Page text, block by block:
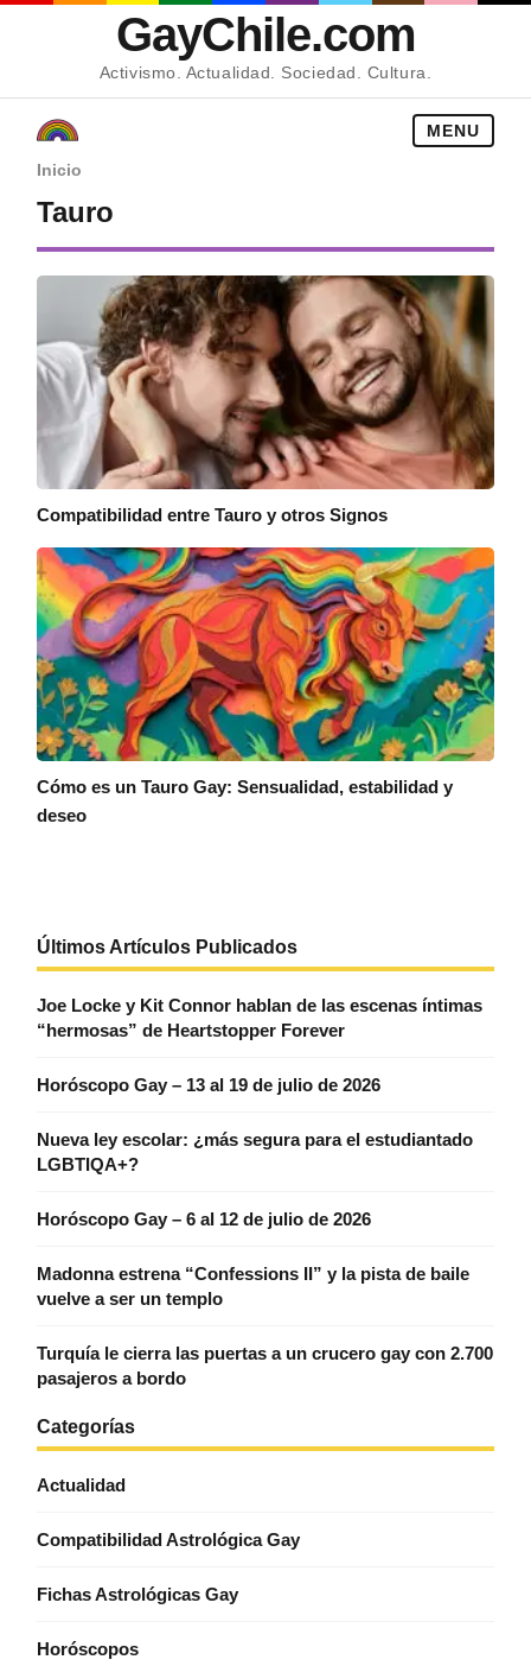
GayChile.com
Activismo. Actualidad. Sociedad. Cultura.
MENU
Inicio
Tauro
Compatibilidad entre Tauro y otros Signos
Cómo es un Tauro Gay: Sensualidad, estabilidad y
deseo
Últimos Artículos Publicados
Joe Locke y Kit Connor hablan de las escenas íntimas
“hermosas” de Heartstopper Forever
Horóscopo Gay – 13 al 19 de julio de 2026
Nueva ley escolar: ¿más segura para el estudiantado
LGBTIQA+?
Horóscopo Gay – 6 al 12 de julio de 2026
Madonna estrena “Confessions II” y la pista de baile
vuelve a ser un templo
Turquía le cierra las puertas a un crucero gay con 2.700
pasajeros a bordo
Categorías
Actualidad
Compatibilidad Astrológica Gay
Fichas Astrológicas Gay
Horóscopos